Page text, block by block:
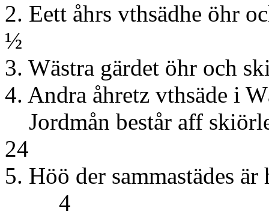
2. Eett åhrs
½
3. Wästra gärdet
4. Andra åhretz vthsäde i
Jordmån
24
5. Höö der
4